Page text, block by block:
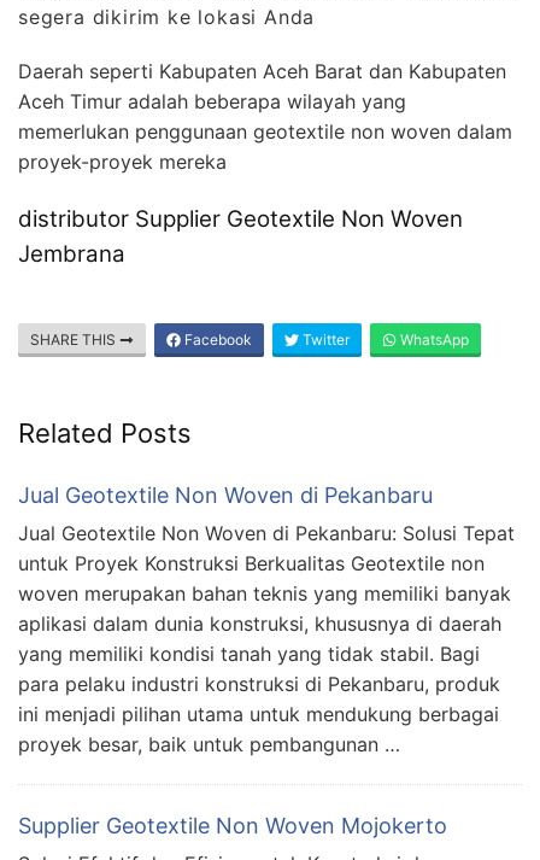
segera dikirim ke lokasi Anda
Daerah seperti Kabupaten Aceh Barat dan Kabupaten
Aceh Timur adalah beberapa wilayah yang
memerlukan penggunaan geotextile non woven dalam
proyek-proyek mereka
distributor Supplier Geotextile Non Woven
Jembrana
SHARE THIS Facebook Twitter WhatsApp
Related Posts
Jual Geotextile Non Woven di Pekanbaru
Jual Geotextile Non Woven di Pekanbaru: Solusi Tepat
untuk Proyek Konstruksi Berkualitas Geotextile non
woven merupakan bahan teknis yang memiliki banyak
aplikasi dalam dunia konstruksi, khususnya di daerah
yang memiliki kondisi tanah yang tidak stabil. Bagi
para pelaku industri konstruksi di Pekanbaru, produk
ini menjadi pilihan utama untuk mendukung berbagai
proyek besar, baik untuk pembangunan …
Supplier Geotextile Non Woven Mojokerto